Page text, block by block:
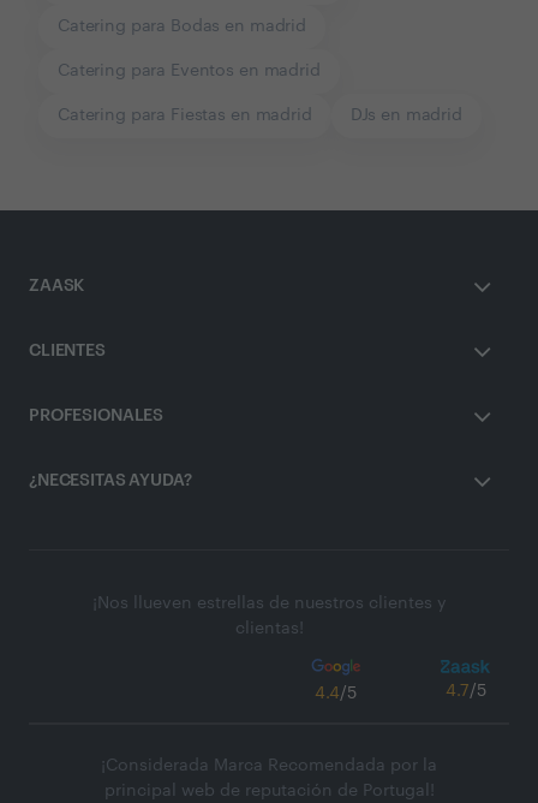
Catering para Bodas en madrid
Catering para Eventos en madrid
Catering para Fiestas en madrid DJs en madrid
ZAASK
CLIENTES
PROFESIONALES
¿NECESITAS AYUDA?
¡Nos llueven estrellas de nuestros clientes y
clientas!
4.4/5 4.7/5
¡Considerada Marca Recomendada por la
principal web de reputación de Portugal!